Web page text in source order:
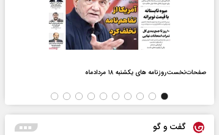
صفحات‌نخست‌روزنامه ها‌ی یکشنبه ۱۸ مردادماه
گفت و گو